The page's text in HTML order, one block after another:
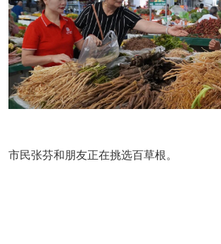
市民张芬和朋友正在挑选百草根。